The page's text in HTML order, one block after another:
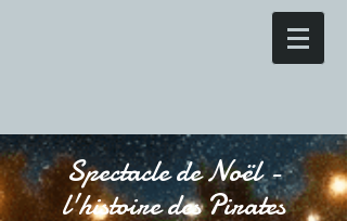
Spectacle de Noël -
l'histoire des Pirates